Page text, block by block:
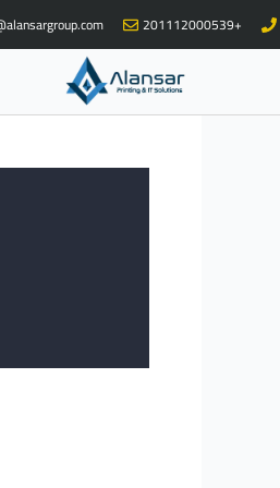
تخطي
إلى
+201112000539